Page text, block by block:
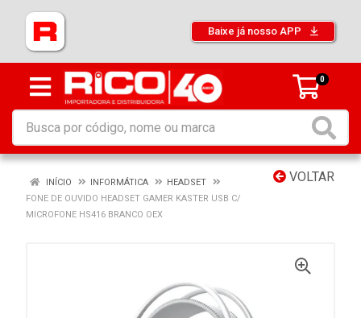
Baixe já nosso APP
0
VOLTAR
INÍCIO INFORMÁTICA
HEADSET
FONE DE OUVIDO HEADSET GAMER KASTER USB C/
MICROFONE HS416 BRANCO OEX